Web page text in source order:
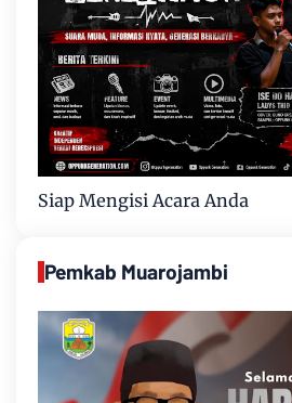
Siap Mengisi Acara Anda
Pemkab Muarojambi